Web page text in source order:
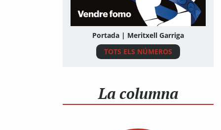
Portada | Meritxell Garriga
TOTS ELS NÚMEROS
La columna